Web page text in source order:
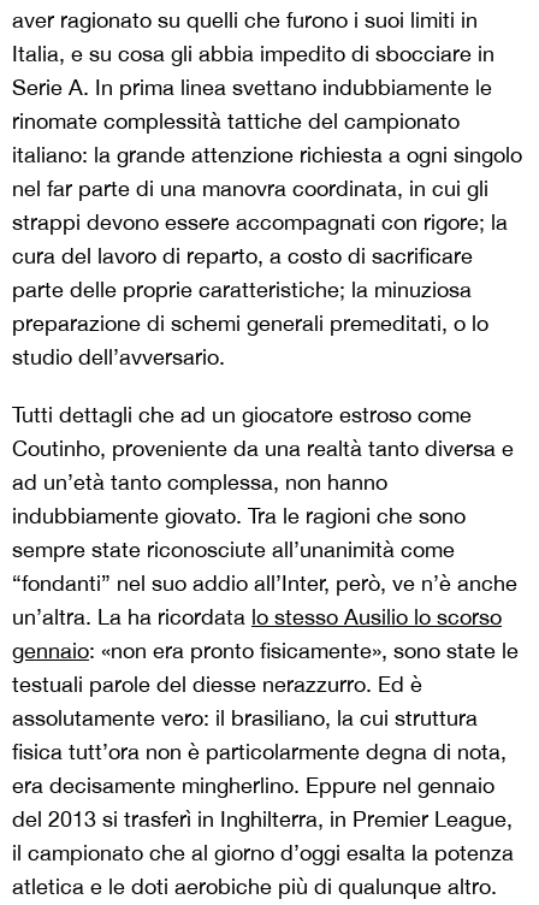
aver ragionato su quelli che furono i suoi limiti in
Italia, e su cosa gli abbia impedito di sbocciare in
Serie A. In prima linea svettano indubbiamente le
rinomate complessità tattiche del campionato
italiano: la grande attenzione richiesta a ogni singolo
nel far parte di una manovra coordinata, in cui gli
strappi devono essere accompagnati con rigore; la
cura del lavoro di reparto, a costo di sacrificare
parte delle proprie caratteristiche; la minuziosa
preparazione di schemi generali premeditati, o lo
studio dell’avversario.
Tutti dettagli che ad un giocatore estroso come
Coutinho, proveniente da una realtà tanto diversa e
ad un’età tanto complessa, non hanno
indubbiamente giovato. Tra le ragioni che sono
sempre state riconosciute all’unanimità come
“fondanti” nel suo addio all’Inter, però, ve n’è anche
un’altra. La ha ricordata lo stesso Ausilio lo scorso
gennaio: «non era pronto fisicamente», sono state le
testuali parole del diesse nerazzurro. Ed è
assolutamente vero: il brasiliano, la cui struttura
fisica tutt’ora non è particolarmente degna di nota,
era decisamente mingherlino. Eppure nel gennaio
del 2013 si trasferì in Inghilterra, in Premier League,
il campionato che al giorno d’oggi esalta la potenza
atletica e le doti aerobiche più di qualunque altro.